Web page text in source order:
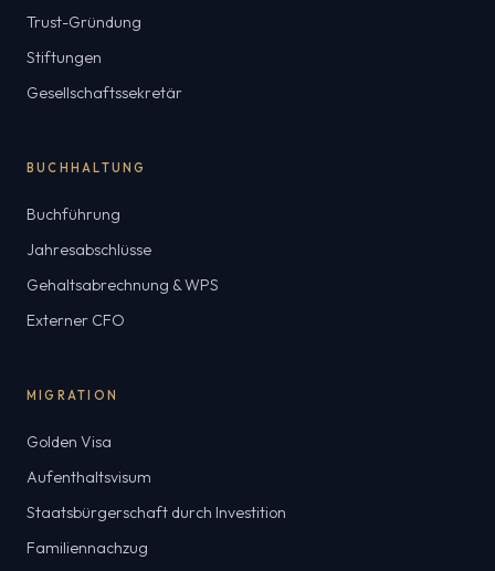
Trust-Gründung
Stiftungen
Gesellschaftssekretär
BUCHHALTUNG
Buchführung
Jahresabschlüsse
Gehaltsabrechnung & WPS
Externer CFO
MIGRATION
Golden Visa
Aufenthaltsvisum
Staatsbürgerschaft durch Investition
Familiennachzug